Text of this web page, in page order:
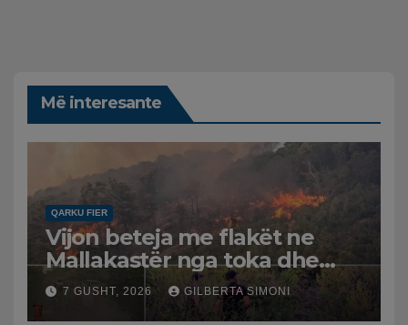
Më interesante
QARKU FIER
Vijon beteja me flakët ne
Mallakastër nga toka dhe
nga ajri me dy helikopterë.
7 GUSHT, 2026 GILBERTA SIMONI